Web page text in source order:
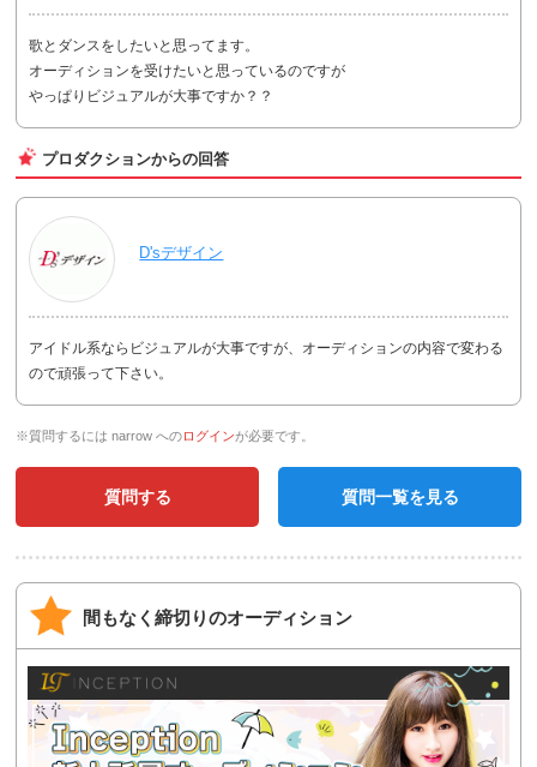
歌とダンスをしたいと思ってます。
オーディションを受けたいと思っているのですが
やっぱりビジュアルが大事ですか？？
プロダクションからの回答
D'sデザイン
アイドル系ならビジュアルが大事ですが、オーディションの内容で変わる
ので頑張って下さい。
※質問するには narrow へのログインが必要です。
質問する 質問一覧を見る
間もなく締切りのオーディション